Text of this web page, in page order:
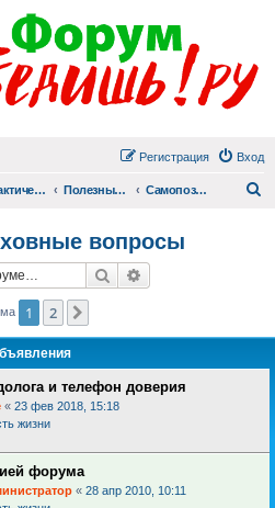
Вход
Регистрация
Практический раздел Полезные материалы Самопознание и духовные вопросы
вопросы
Поиск
1 2
и телефон доверия
« 23 фев 2018, 15:18
жизни
форума
« 28 апр 2010, 10:11